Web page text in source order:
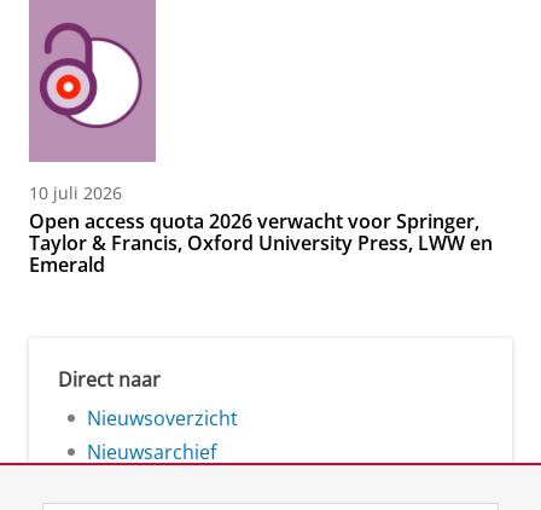
10 juli 2026
Open access quota 2026 verwacht voor Springer,
Taylor & Francis, Oxford University Press, LWW en
Emerald
Direct naar
Nieuwsoverzicht
Nieuwsarchief